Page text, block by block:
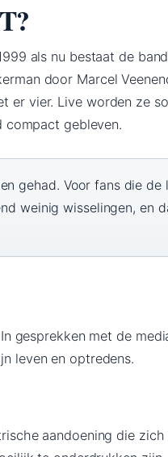
als nu bestaat de
door Marcel
er vier. Live worden ze
compact gebleven.
gehad. Voor fans die de
weinig wisselingen, en
gesprekken met de
leven en optredens.
aandoening die zich